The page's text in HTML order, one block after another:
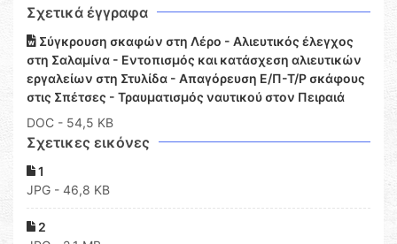
Σχετικά έγγραφα
Σύγκρουση σκαφών στη Λέρο - Αλιευτικός έλεγχος
στη Σαλαμίνα - Εντοπισμός και κατάσχεση αλιευτικών
εργαλείων στη Στυλίδα - Απαγόρευση Ε/Π-Τ/Ρ σκάφους
στις Σπέτσες - Τραυματισμός ναυτικού στον Πειραιά
DOC - 54,5 KB
Σχετικες εικόνες
1
JPG - 46,8 KB
2